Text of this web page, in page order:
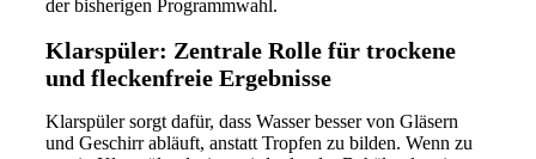
der bisherigen Programmwahl.
Klarspüler: Zentrale Rolle für trockene
und fleckenfreie Ergebnisse
Klarspüler sorgt dafür, dass Wasser besser von Gläsern
und Geschirr abläuft, anstatt Tropfen zu bilden. Wenn zu